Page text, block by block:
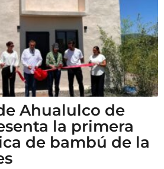
Ahualulco de
la primera
de bambú de la